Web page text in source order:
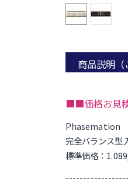
商品説明（
■■価格お見
Phasemation
完全バランス型
標準価格：